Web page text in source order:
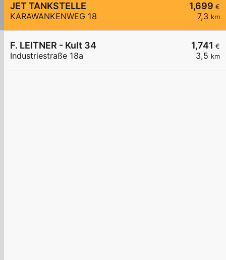
1,699 €
7,3 km
JET TANKSTELLE
KARAWANKENWEG 18
1,741 €
3,5 km
F. LEITNER - Kult 34
Industriestraße 18a